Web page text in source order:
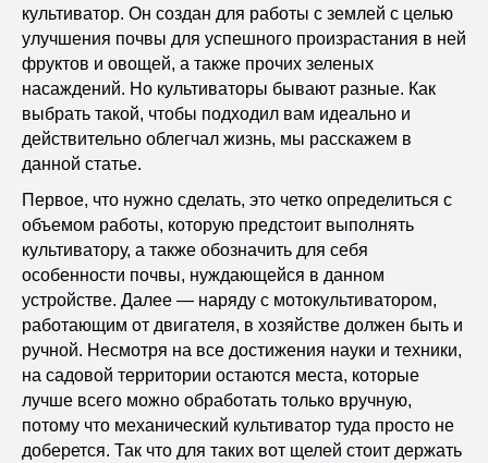
культиватор. Он создан для работы с землей с целью
улучшения почвы для успешного произрастания в ней
фруктов и овощей, а также прочих зеленых
насаждений. Но культиваторы бывают разные. Как
выбрать такой, чтобы подходил вам идеально и
действительно облегчал жизнь, мы расскажем в
данной статье.
Первое, что нужно сделать, это четко определиться с
объемом работы, которую предстоит выполнять
культиватору, а также обозначить для себя
особенности почвы, нуждающейся в данном
устройстве. Далее — наряду с мотокультиватором,
работающим от двигателя, в хозяйстве должен быть и
ручной. Несмотря на все достижения науки и техники,
на садовой территории остаются места, которые
лучше всего можно обработать только вручную,
потому что механический культиватор туда просто не
доберется. Так что для таких вот щелей стоит держать